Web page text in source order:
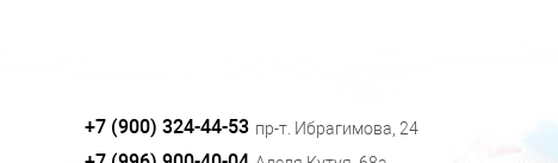
+7 (900) 324-44-53 пр-т. Ибрагимова, 24